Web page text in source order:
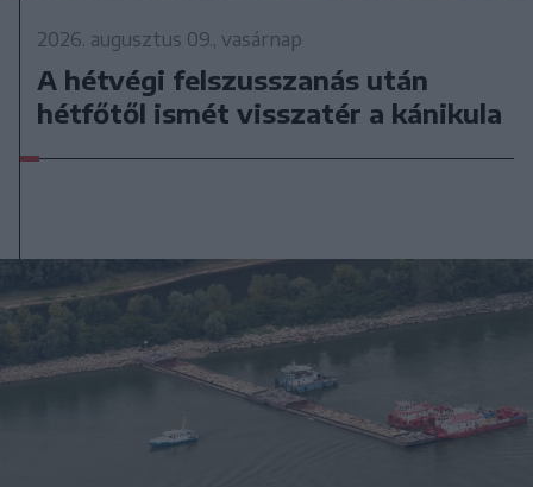
2026. augusztus 09., vasárnap
A hétvégi felszusszanás után
hétfőtől ismét visszatér a kánikula